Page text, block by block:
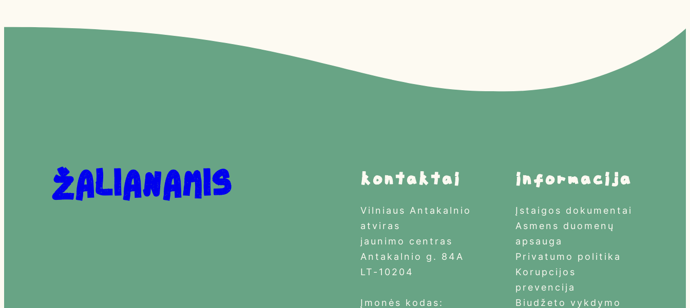
Žalianamis Kontaktai
Vilniaus Antakalnio
atviras
jaunimo centras
Antakalnio g. 84A
LT-10204
Įmonės kodas:
informacija
Įstaigos dokumentai
Asmens duomenų
apsauga
Privatumo politika
Korupcijos
prevencija
Biudžeto vykdymo